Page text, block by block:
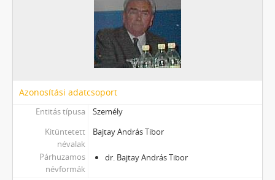
Azonosítási adatcsoport
Entitás típusa
Személy
Kitüntetett
névalak
Bajtay András Tibor
Párhuzamos
névformák
dr. Bajtay András Tibor